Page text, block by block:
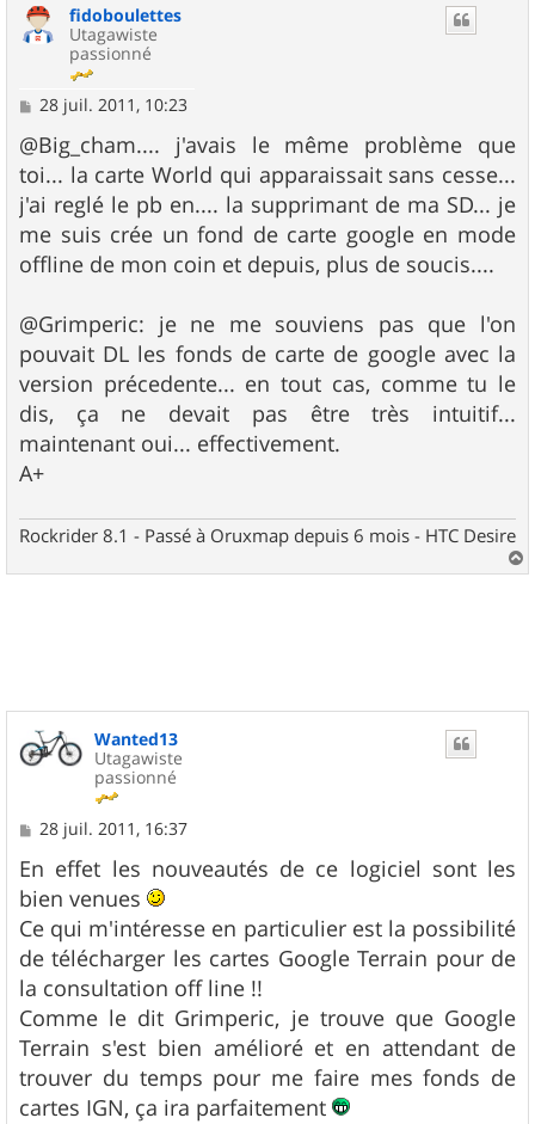
fidoboulettes
Utagawiste
passionné
M
s
s
a
g
e
28 juil. 2011, 10:23
@Big_cham.... j'avais le même problème que
toi... la carte World qui apparaissait sans cesse...
j'ai reglé le pb en.... la supprimant de ma SD... je
me suis crée un fond de carte google en mode
offline de mon coin et depuis, plus de soucis....
@Grimperic: je ne me souviens pas que l'on
pouvait DL les fonds de carte de google avec la
version précedente... en tout cas, comme tu le
dis, ça ne devait pas être très intuitif...
maintenant oui... effectivement.
A+
Rockrider 8.1 - Passé à Oruxmap depuis 6 mois - HTC Desire
a
Wanted13
Utagawiste
passionné
M
s
s
a
g
e
28 juil. 2011, 16:37
En effet les nouveautés de ce logiciel sont les
bien venues
Ce qui m'intéresse en particulier est la possibilité
de télécharger les cartes Google Terrain pour de
la consultation off line !!
Comme le dit Grimperic, je trouve que Google
Terrain s'est bien amélioré et en attendant de
trouver du temps pour me faire mes fonds de
cartes IGN, ça ira parfaitement